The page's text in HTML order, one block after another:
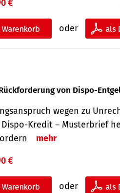
€
oder
von Dispo-
wegen zu
Kredit – Musterbrief
mehr
€
oder